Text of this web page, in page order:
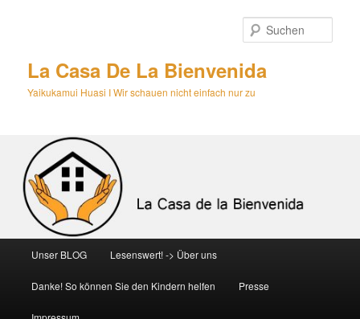
La Casa De La Bienvenida
Yaikukamui Huasi I Wir schauen nicht einfach nur zu
Unser BLOG Lesenswert! -> Über uns
Danke! So können Sie den Kindern helfen Presse